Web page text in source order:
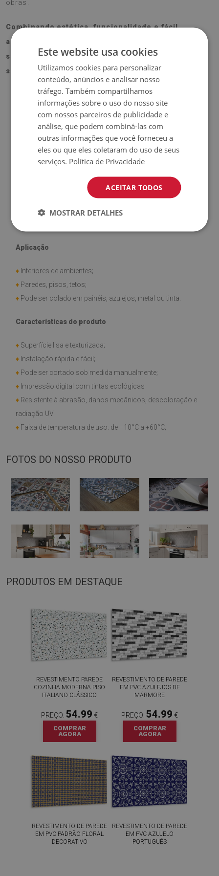
obras.
Combinando estética, funcionalidade e fácil
aplicação, o Piso vinilico Padrão vintage rosa é a
solução prática e decorativa para transformar os
seus ambientes.
ATENÇÃO!
O preço indicado refere-se a umconjunto de 9 peças
azulejos com dimensões de 30x30 cm.
Dimensão do azulejo: 30x30 cm
Espessura do azulejo: 1,6 mm
Aplicação
♦ Interiores de ambientes;
♦ Paredes, pisos, tetos;
♦ Pode ser colado em painéis, azulejos, metal ou tinta.
Características do produto
♦ Superfície lisa e texturizada;
♦ Instalação rápida e fácil;
♦ Pode ser cortado sob medida manualmente;
♦ Impressão digital com tintas ecológicas
♦ Resistente à abrasão, danos mecânicos, descoloração e
radiação UV
♦ Faixa de temperatura de uso: de –10°C a +60°C;
FOTOS DO NOSSO PRODUTO
PRODUTOS EM DESTAQUE
REVESTIMENTO PAREDE
COZINHA MODERNA PISO
ITALIANO CLÁSSICO
PREÇO: 54.99 €
COMPRAR
AGORA
REVESTIMENTO DE PAREDE
EM PVC AZULEJOS DE
MÁRMORE
PREÇO: 54.99 €
COMPRAR
AGORA
REVESTIMENTO DE PAREDE
EM PVC PADRÃO FLORAL
DECORATIVO
REVESTIMENTO DE PAREDE
EM PVC AZUJELO
PORTUGUÊS
Este website usa cookies
Utilizamos cookies para personalizar
conteúdo, anúncios e analisar nosso
tráfego. Também compartilhamos
informações sobre o uso do nosso site
com nossos parceiros de publicidade e
análise, que podem combiná-las com
outras informações que você forneceu a
eles ou que eles coletaram do uso de seus
serviços. Política de Privacidade
ACEITAR TODOS
MOSTRAR DETALHES